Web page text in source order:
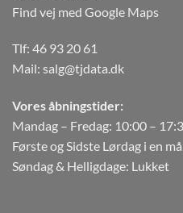
Find vej med Google Maps
Tlf: 46 93 20 61
Mail: salg@tjdata.dk
Vores åbningstider:
Mandag – Fredag: 10:00 –
Første og Sidste Lørdag i en
Søndag & Helligdage: Lukket